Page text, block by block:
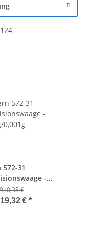
572-31
-
0,001g
910,35 €
€ *